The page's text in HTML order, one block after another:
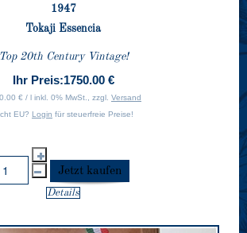
1947
Tokaji Essencia
Top 20th Century Vintage!
Ihr Preis:1750.00 €
€ / l inkl. 0% MwSt., zzgl. Versand
EU? Login für steuerfreie Preise!
Details